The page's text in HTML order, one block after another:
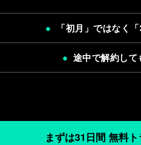
「初月」ではなく「
途中で解約して
まずは31日間 無料